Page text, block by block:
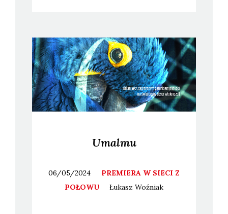
Umalmu
06/05/2024
PREMIERA W SIECI Z
POŁOWU
Łukasz Woźniak